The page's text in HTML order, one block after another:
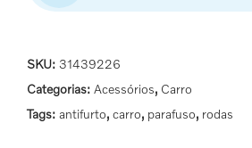
SKU: 31439226
Categorias: Acessórios, Carro
Tags: antifurto, carro, parafuso, rodas